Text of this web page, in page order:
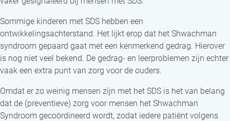
Sommige kinderen met SDS hebben een
ontwikkelingsachterstand. Het lijkt erop dat het Shwachman
syndroom gepaard gaat met een kenmerkend gedrag. Hierover
is nog niet veel bekend. De gedrag- en leerproblemen zijn echter
vaak een extra punt van zorg voor de ouders.
Omdat er zo weinig mensen zijn met het SDS is het van belang
dat de (preventieve) zorg voor mensen het Shwachman
Syndroom gecoördineerd wordt, zodat iedere patiënt volgens